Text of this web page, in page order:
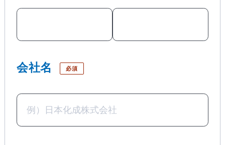
会社名 必須